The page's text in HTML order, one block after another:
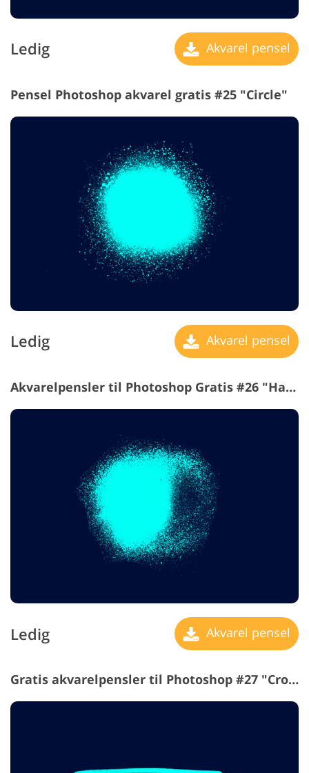
Ledig Akvarel pensel
Pensel Photoshop akvarel gratis #25 "Circle"
Ledig Akvarel pensel
Akvarelpensler til Photoshop Gratis #26 "Half Moon"
Ledig Akvarel pensel
Gratis akvarelpensler til Photoshop #27 "Crossed"